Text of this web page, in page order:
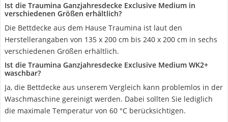
Ist die Traumina Ganzjahresdecke Exclusive Medium in
verschiedenen Größen erhältlich?
Die Bettdecke aus dem Hause Traumina ist laut den
Herstellerangaben von 135 x 200 cm bis 240 x 200 cm in sechs
verschiedenen Größen erhältlich.
Ist die Traumina Ganzjahresdecke Exclusive Medium WK2+
waschbar?
Ja, die Bettdecke aus unserem Vergleich kann problemlos in der
Waschmaschine gereinigt werden. Dabei sollten Sie lediglich
die maximale Temperatur von 60 °C berücksichtigen.